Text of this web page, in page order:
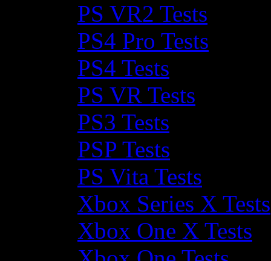
PS VR2 Tests
PS4 Pro Tests
PS4 Tests
PS VR Tests
PS3 Tests
PSP Tests
PS Vita Tests
Xbox Series X Tests
Xbox One X Tests